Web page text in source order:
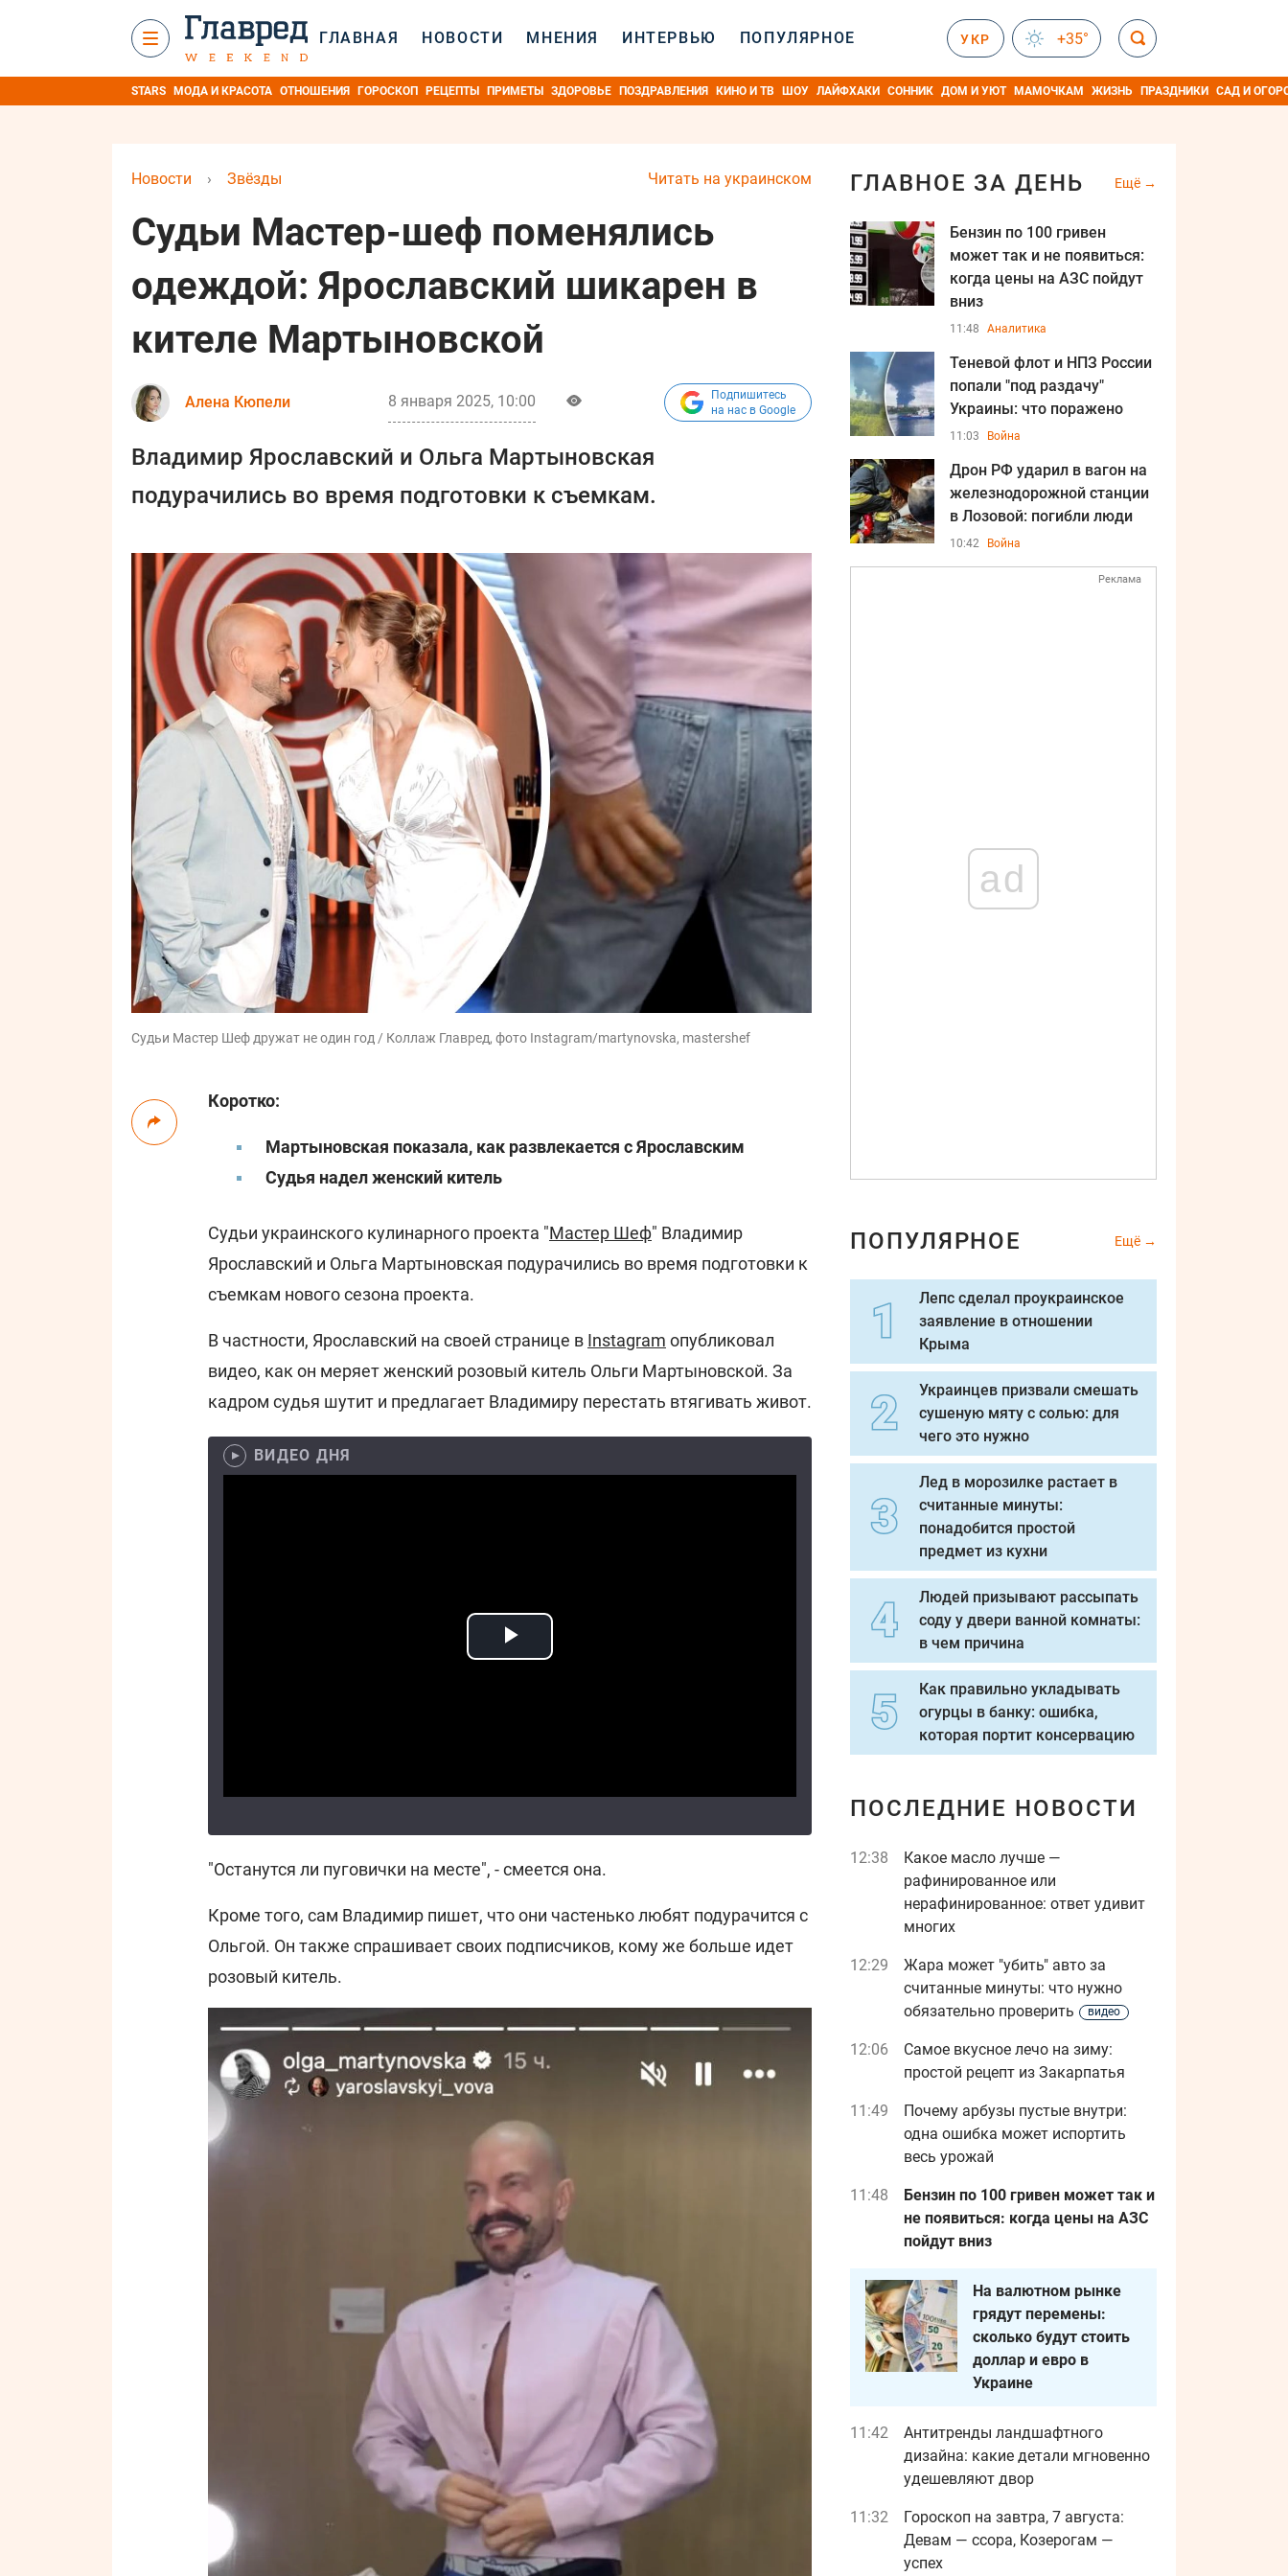
ГЛАВНАЯ НОВОСТИ МНЕНИЯ ИНТЕРВЬЮ ПОПУЛЯРНОЕ УКР +35°
STARS МОДА И КРАСОТА ОТНОШЕНИЯ ГОРОСКОП РЕЦЕПТЫ ПРИМЕТЫ ЗДОРОВЬЕ ПОЗДРАВЛЕНИЯ КИНО И ТВ ШОУ ЛАЙФХАКИ СОННИК ДОМ И УЮТ МАМОЧКАМ ЖИЗНЬ ПРАЗДНИКИ САД И
Читать на украинском
Новости › Звёзды
Судьи Мастер-шеф поменялись
одеждой: Ярославский шикарен в
кителе Мартыновской
Алена Кюпели 8 января 2025, 10:00
Подпишитесь
на нас в Google
Владимир Ярославский и Ольга Мартыновская
подурачились во время подготовки к съемкам.
Судьи Мастер Шеф дружат не один год / Коллаж Главред, фото Instagram/martynovska, mastershef
Коротко:
Мартыновская показала, как развлекается с Ярославским
Судья надел женский китель
Судьи украинского кулинарного проекта "Мастер Шеф" Владимир
Ярославский и Ольга Мартыновская подурачились во время подготовки к
съемкам нового сезона проекта.
В частности, Ярославский на своей странице в Instagram опубликовал
видео, как он меряет женский розовый китель Ольги Мартыновской. За
кадром судья шутит и предлагает Владимиру перестать втягивать живот.
ВИДЕО ДНЯ
"Останутся ли пуговички на месте", - смеется она.
Кроме того, сам Владимир пишет, что они частенько любят подурачится с
Ольгой. Он также спрашивает своих подписчиков, кому же больше идет
розовый китель.
ГЛАВНОЕ ЗА ДЕНЬ Ещё
Бензин по 100 гривен
может так и не появиться:
когда цены на АЗС пойдут
вниз
11:48 Аналитика
Теневой флот и НПЗ России
попали "под раздачу"
Украины: что поражено
11:03 Война
Дрон РФ ударил в вагон на
железнодорожной станции
в Лозовой: погибли люди
10:42 Война
Реклама
ad
ПОПУЛЯРНОЕ Ещё
Лепс сделал проукраинское
заявление в отношении
Крыма
Украинцев призвали смешать
сушеную мяту с солью: для
чего это нужно
Лед в морозилке растает в
считанные минуты:
понадобится простой
предмет из кухни
Людей призывают рассыпать
соду у двери ванной комнаты:
в чем причина
Как правильно укладывать
огурцы в банку: ошибка,
которая портит консервацию
ПОСЛЕДНИЕ НОВОСТИ
12:38
Какое масло лучше —
рафинированное или
нерафинированное: ответ удивит
многих
12:29
Жара может "убить" авто за
считанные минуты: что нужно
обязательно проверить
видео
12:06
Самое вкусное лечо на зиму:
простой рецепт из Закарпатья
11:49
Почему арбузы пустые внутри:
одна ошибка может испортить
весь урожай
11:48
Бензин по 100 гривен может так и
не появиться: когда цены на АЗС
пойдут вниз
На валютном рынке
грядут перемены:
сколько будут стоить
доллар и евро в
Украине
11:42
Антитренды ландшафтного
дизайна: какие детали мгновенно
удешевляют двор
11:32
Гороскоп на завтра, 7 августа:
Девам — ссора, Козерогам —
успех